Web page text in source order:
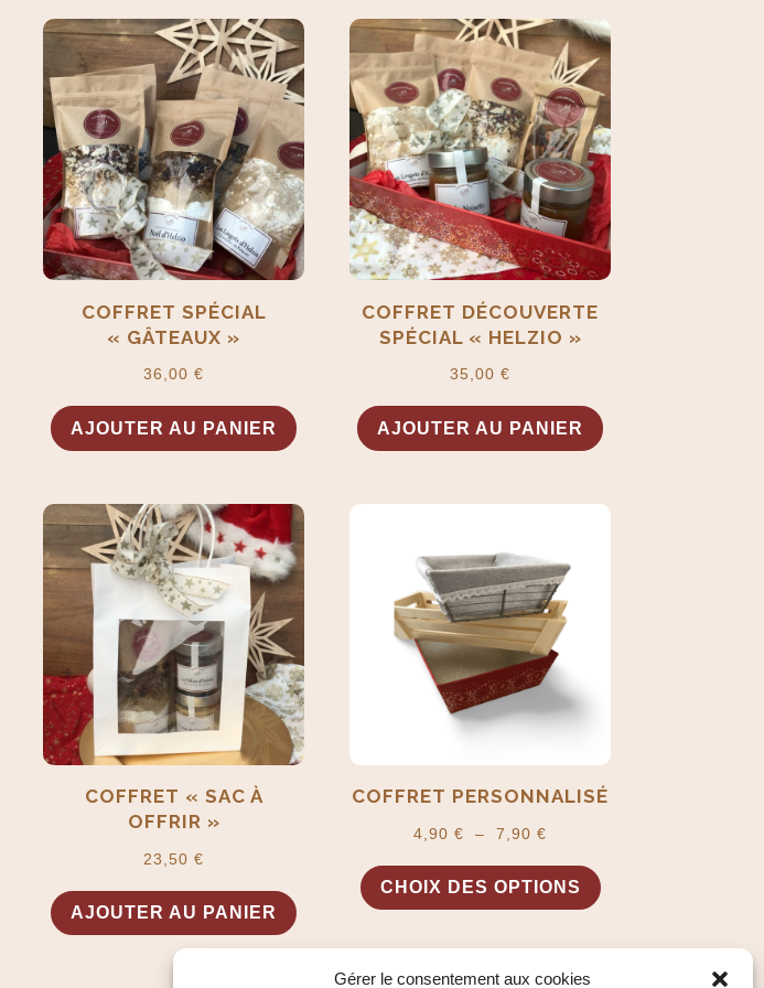
Gérer le consentement aux cookies
COFFRET SPÉCIAL
« GÂTEAUX »
36,00€
AJOUTER AU PANIER
COFFRET DÉCOUVERTE
SPÉCIAL « HELZIO »
35,00€
AJOUTER AU PANIER
COFFRET « SAC À
OFFRIR »
23,50€
AJOUTER AU PANIER
COFFRET PERSONNALISÉ
4,90€ – 7,90€
prix :
à
7,90 €
CHOIX DES OPTIONS
produit
plusieurs